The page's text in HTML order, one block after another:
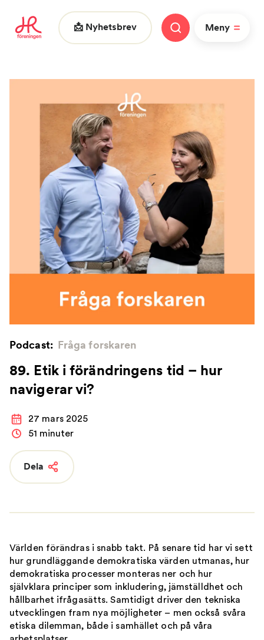
📩 Nyhetsbrev Meny
FAQ Nyheter Nätverk
HR dagarna
Podcast: Fråga forskaren
89. Etik i förändringens tid – hur
navigerar vi?
27 mars 2025
51 minuter
Dela
Världen förändras i snabb takt. På senare tid har vi sett
hur grundläggande demokratiska värden utmanas, hur
demokratiska processer monteras ner och hur
självklara principer som inkludering, jämställdhet och
hållbarhet ifrågasätts. Samtidigt driver den tekniska
utvecklingen fram nya möjligheter – men också svåra
etiska dilemman, både i samhället och på våra